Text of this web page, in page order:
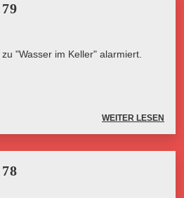
"Wasser im Keller" alarmiert.
WEITER LESEN